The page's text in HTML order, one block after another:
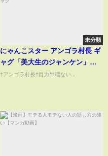
未分類
にゃんこスター アンゴラ村長 ギ
ャグ「美大生のジャンケン」
#shorts #アンゴラ村長 #ギャグ
†アンゴラ村長†目力半端ない...